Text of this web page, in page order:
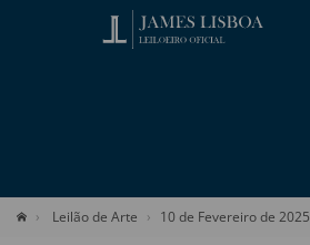
Leilão de Arte 10 de Fevereiro de 2025